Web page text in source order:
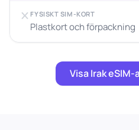
FYSISKT SIM-KORT
Plastkort och förpackning
Visa Irak